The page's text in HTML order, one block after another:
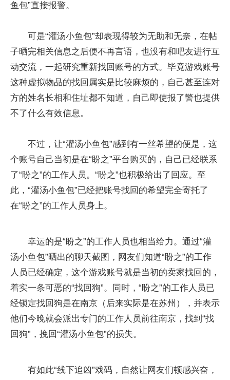
鱼包”直接报警。
可是“灌汤小鱼包”却表现得较为无助和无奈，在帖
子晒完相关信息之后便不再言语，也没有和吧友进行互
动交流，一起研究重新找回账号的方式。毕竟游戏账号
这种虚拟物品的找回属实是比较麻烦的，自己甚至连对
方的姓名长相和住址都不知道，自己即使报了警也提供
不了什么有效信息。
不过，让“灌汤小鱼包”感到有一丝希望的便是，这
个账号自己当初是在“盼之”平台购买的，自己已经联系
了“盼之”的工作人员。“盼之”也积极给出了回应。至
此，“灌汤小鱼包”已经把账号找回的希望完全寄托了
在“盼之”的工作人员身上。
幸运的是“盼之”的工作人员也相当给力。通过“灌
汤小鱼包”晒出的聊天截图，网友们知道“盼之”的工作
人员已经确定，这个游戏账号就是当初的卖家找回的，
着实一条可恶的“找回狗”。同时，“盼之”的工作人员已
经锁定找回狗是在南京（后来实际是在苏州），并表示
他们今晚就会派出专门的工作人员前往南京，找到“找
回狗”，挽回“灌汤小鱼包”的损失。
有如此“线下追凶”戏码，自然让网友们顿感兴奋，